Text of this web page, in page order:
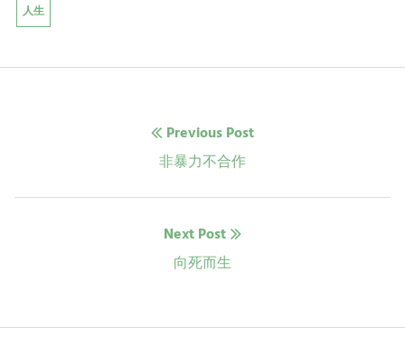
人生
导
Previous Post
Previous
非暴力不合作
Next Post
Next
向死而生